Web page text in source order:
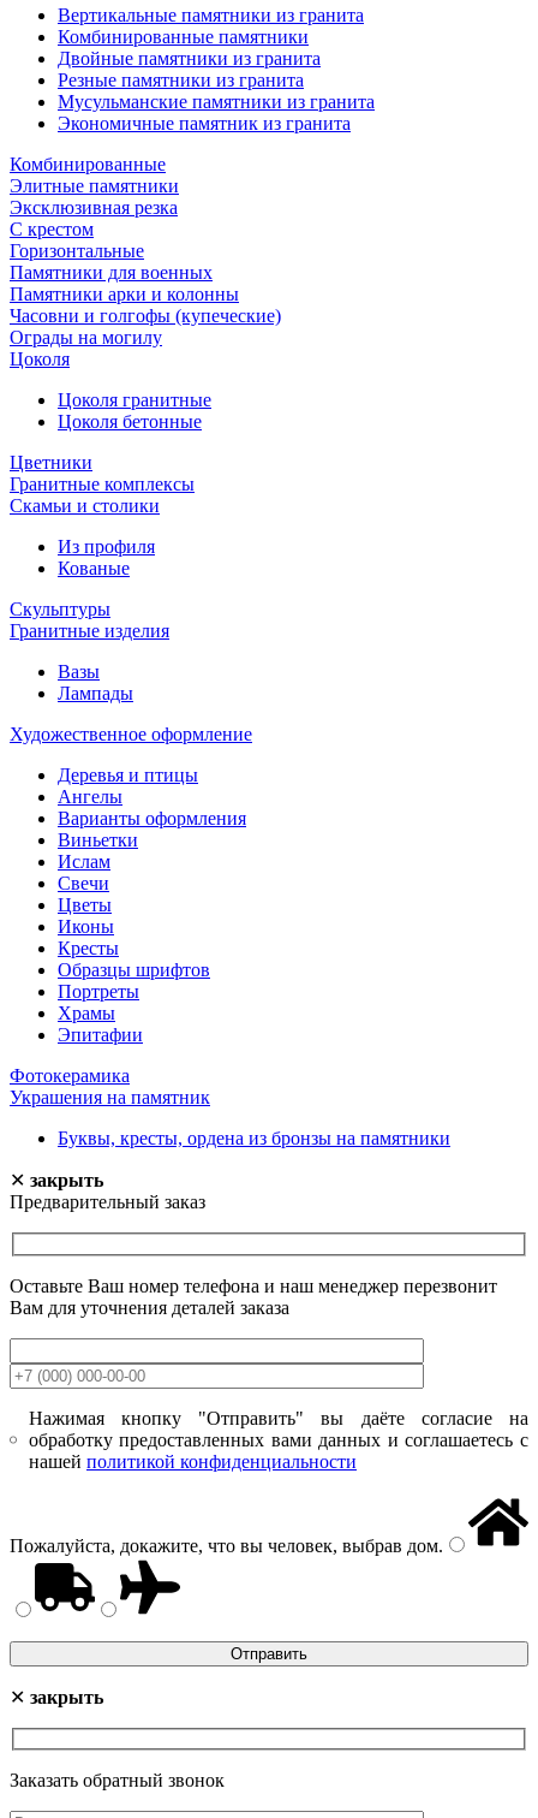
Вертикальные памятники из гранита
Комбинированные памятники
Двойные памятники из гранита
Резные памятники из гранита
Мусульманские памятники из гранита
Экономичные памятник из гранита
Комбинированные
Элитные памятники
Эксклюзивная резка
С крестом
Горизонтальные
Памятники для военных
Памятники арки и колонны
Часовни и голгофы (купеческие)
Ограды на могилу
Цоколя
Цоколя гранитные
Цоколя бетонные
Цветники
Гранитные комплексы
Cкамьи и столики
Из профиля
Кованые
Скульптуры
Гранитные изделия
Вазы
Лампады
Художественное оформление
Деревья и птицы
Ангелы
Варианты оформления
Виньетки
Ислам
Свечи
Цветы
Иконы
Кресты
Образцы шрифтов
Портреты
Храмы
Эпитафии
Фотокерамика
Украшения на памятник
Буквы, кресты, ордена из бронзы на памятники
✕ закрыть
Предварительный заказ
Оставьте Ваш номер телефона и наш менеджер перезвонит
Вам для уточнения деталей заказа
Нажимая кнопку "Отправить" вы даёте согласие на
обработку предоставленных вами данных и соглашаетесь с
нашей политикой конфиденциальности
Пожалуйста, докажите, что вы человек, выбрав дом.
✕ закрыть
Заказать обратный звонок